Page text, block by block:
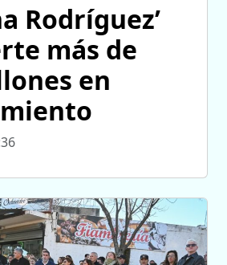
Rodríguez’
más de
en